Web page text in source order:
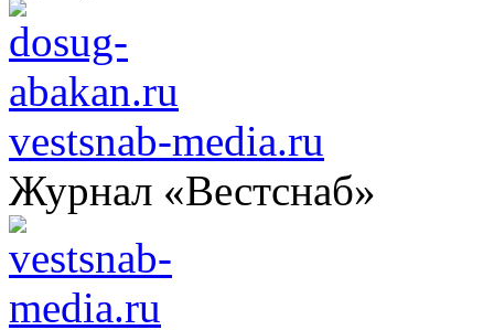
vestsnab-media.ru
Журнал «Вестснаб»